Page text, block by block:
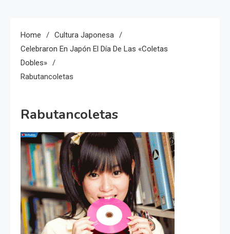
Home
Cultura Japonesa
Celebraron En Japón El Día De Las «Coletas
Dobles»
Rabutancoletas
Rabutancoletas